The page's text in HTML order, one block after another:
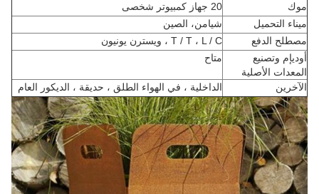
موك
20 جهاز كمبيوتر شخصى
ميناء التحميل
شيامن، الصين
مصطلح الدفع
T / T ، L / C ، ويسترن يونيون
أوديإم وتصنيع
المعدات الأصلية
متاح
الآخرين الداخلية ، في الهواء الطلق ، حديقة ، الديكور العام